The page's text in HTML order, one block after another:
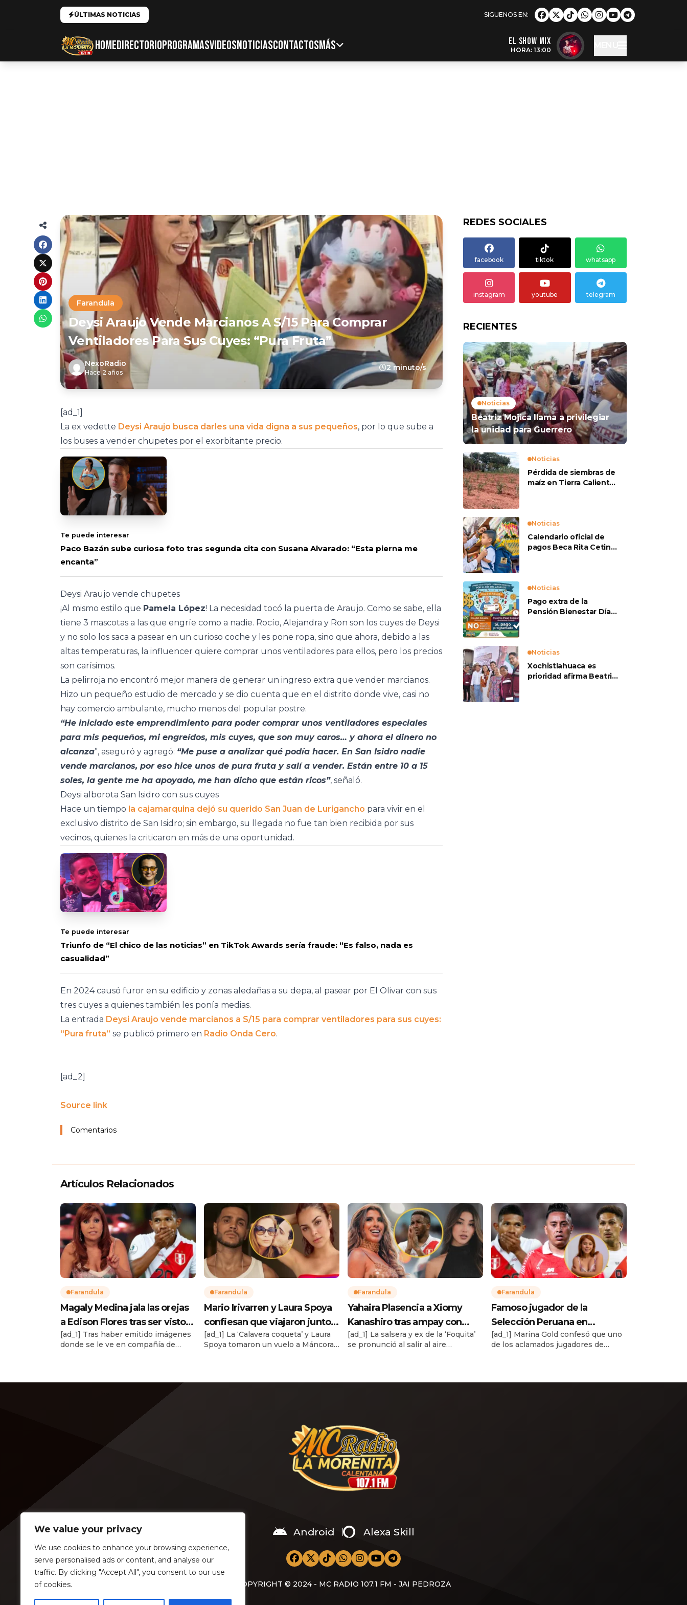
We value your privacy
We use cookies to enhance your browsing experience,
serve personalised ads or content, and analyse our
traffic. By clicking "Accept All", you consent to our use
of cookies.
ÚLTIMAS NOTICIAS
HOMEDIRECTORIOPROGRAMASVIDEOSNOTICIASCONTACTOSMÁS EL SHOW MIX
HORA: 13:00
Farandula
Deysi Araujo Vende Marcianos A S/15 Para Comprar
Ventiladores Para Sus Cuyes: “Pura Fruta”
NexoRadio
Hace 2 años
2 minuto/s
[ad_1]
La ex vedette Deysi Araujo busca darles una vida digna a sus pequeños, por lo que sube a
los buses a vender chupetes por el exorbitante precio.
Te puede interesar
Paco Bazán sube curiosa foto tras segunda cita con Susana Alvarado: “Esta pierna me
encanta”
Deysi Araujo vende chupetes
¡Al mismo estilo que Pamela López! La necesidad tocó la puerta de Araujo. Como se sabe, ella
tiene 3 mascotas a las que engríe como a nadie. Rocío, Alejandra y Ron son los cuyes de Deysi
y no solo los saca a pasear en un curioso coche y les pone ropa, sino que ahora, debido a las
altas temperaturas, la influencer quiere comprar unos ventiladores para ellos, pero los precios
son carísimos.
La pelirroja no encontró mejor manera de generar un ingreso extra que vender marcianos.
Hizo un pequeño estudio de mercado y se dio cuenta que en el distrito donde vive, casi no
hay comercio ambulante, mucho menos del popular postre.
“He iniciado este emprendimiento para poder comprar unos ventiladores especiales
para mis pequeños, mi engreídos, mis cuyes, que son muy caros… y ahora el dinero no
alcanza”, aseguró y agregó: “Me puse a analizar qué podía hacer. En San Isidro nadie
vende marcianos, por eso hice unos de pura fruta y salí a vender. Están entre 10 a 15
soles, la gente me ha apoyado, me han dicho que están ricos”, señaló.
Deysi alborota San Isidro con sus cuyes
Hace un tiempo la cajamarquina dejó su querido San Juan de Lurigancho para vivir en el
exclusivo distrito de San Isidro; sin embargo, su llegada no fue tan bien recibida por sus
vecinos, quienes la criticaron en más de una oportunidad.
Te puede interesar
Triunfo de “El chico de las noticias” en TikTok Awards sería fraude: “Es falso, nada es
casualidad”
En 2024 causó furor en su edificio y zonas aledañas a su depa, al pasear por El Olivar con sus
tres cuyes a quienes también les ponía medias.
La entrada Deysi Araujo vende marcianos a S/15 para comprar ventiladores para sus cuyes:
“Pura fruta” se publicó primero en Radio Onda Cero.
[ad_2]
Source link
Comentarios
REDES SOCIALES
facebook tiktok whatsapp
instagram youtube telegram
RECIENTES
Noticias
Beatriz Mojica llama a privilegiar
la unidad para Guerrero
Noticias
Pérdida de siembras de
maíz en Tierra Caliente
Noticias
Calendario oficial de
pagos Beca Rita Cetina
Noticias
Pago extra de la
Pensión Bienestar Día
Noticias
Xochistlahuaca es
prioridad afirma Beatriz
Artículos Relacionados
Farandula
Magaly Medina jala las orejas
a Edison Flores tras ser visto
con mujeres: “Eres casado,
¿qué haces ahí?”
[ad_1] Tras haber emitido imágenes
donde se le ve en compañía de
Irivarren y Laura Spoya confiesan
Farandula
Mario Irivarren y Laura Spoya
confiesan que viajaron juntos
tras polémica ruptura de él:
“Tengo que aceptar que cedí”
[ad_1] La ‘Calavera coqueta’ y Laura
Spoya tomaron un vuelo a Máncora,
Famoso jugador de la Selección
juntos en Máncora El canal de
Farandula
Yahaira Plasencia a Xiomy
Kanashiro tras ampay con
Jefferson Farfán: “Tiene que
aprovecharlo”
[ad_1] La salsera y ex de la ‘Foquita’
se pronunció al salir al aire
Famoso jugador de la Selección
entre Xiomy Kanashiro y Farfán […]
Farandula
Famoso jugador de la
Selección Peruana en
coqueteos con actriz para
adultos Marina Gold: “Medio
[ad_1] Marina Gold confesó que uno
de los aclamados jugadores de
puede interesar Marina Gold
Android Alexa Skill
COPYRIGHT © 2024 - MC RADIO 107.1 FM - JAI PEDROZA